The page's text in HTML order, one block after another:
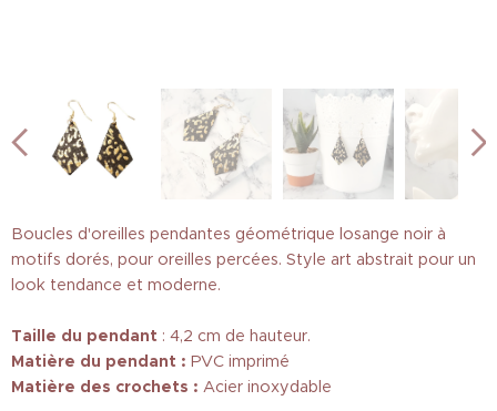
Boucles d'oreilles pendantes géométrique losange noir à
motifs dorés, pour oreilles percées. Style art abstrait pour un
look tendance et moderne.
Taille du pendant : 4,2 cm de hauteur.
Matière du pendant : PVC imprimé
Matière des crochets : Acier inoxydable